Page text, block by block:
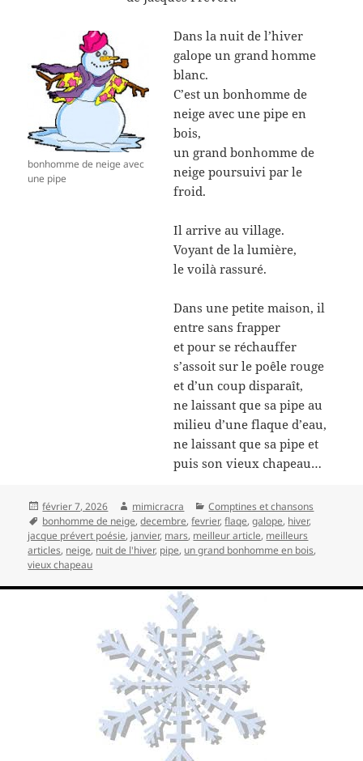
bonhomme de neige avec
une pipe
Dans la nuit de l’hiver
galope un grand homme
blanc.
C’est un bonhomme de
neige avec une pipe en
bois,
un grand bonhomme de
neige poursuivi par le
froid.
Il arrive au village.
Voyant de la lumière,
le voilà rassuré.
Dans une petite maison, il
entre sans frapper
et pour se réchauffer
s’assoit sur le poêle rouge
et d’un coup disparaît,
ne laissant que sa pipe au
milieu d’une flaque d’eau,
ne laissant que sa pipe et
puis son vieux chapeau…
Publié
le
février 7, 2026 Auteur
mimicracra Catégories
Comptines et chansons
Mots-
clés
bonhomme de neige,decembre,fevrier,flaqe,galope, hiver,
jacque prévert poésie, janvier, mars, meilleur article, meilleurs
articles, neige, nuit de l'hiver, pipe, un grand bonhomme en bois,
vieux chapeau